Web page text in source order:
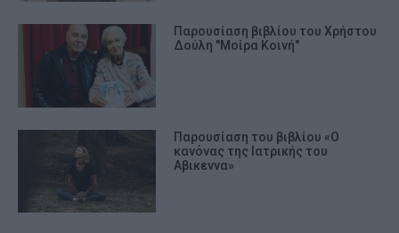
Παρουσίαση βιβλίου του Χρήστου
Δούλη "Μοίρα Κοινή"
Παρουσίαση του βιβλίου «Ο
κανόνας της Ιατρικής του
Αβικεννα»